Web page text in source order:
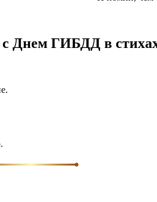
с Днем ГИБДД в